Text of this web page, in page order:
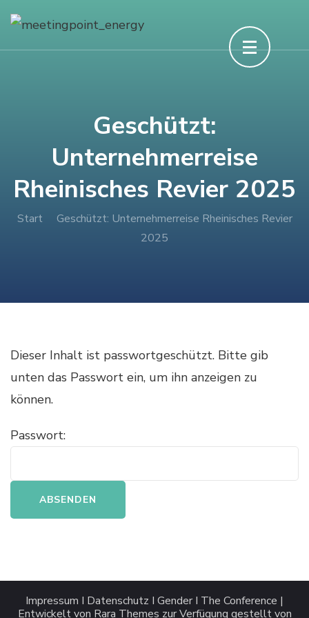
Geschützt:
Unternehmerreise
Rheinisches Revier 2025
Start
Geschützt: Unternehmerreise Rheinisches Revier
2025
Dieser Inhalt ist passwortgeschützt. Bitte gib
unten das Passwort ein, um ihn anzeigen zu
können.
Passwort:
Impressum I Datenschutz I Gender I The Conference |
Entwickelt von Rara Themes zur Verfügung gestellt von